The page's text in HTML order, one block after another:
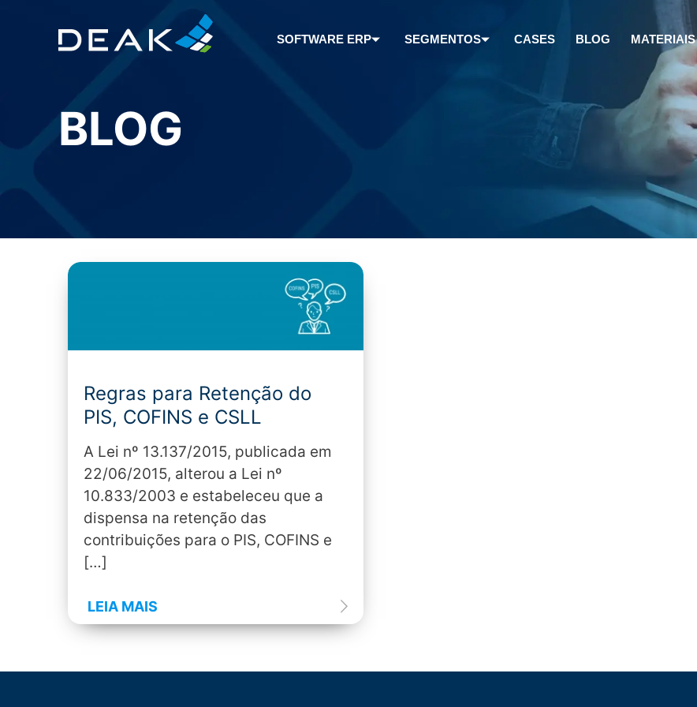
SOFTWARE ERP SEGMENTOS CASES BLOG MATERIAIS
BLOG
Regras para Retenção do
PIS, COFINS e CSLL
A Lei nº 13.137/2015, publicada em
22/06/2015, alterou a Lei nº
10.833/2003 e estabeleceu que a
dispensa na retenção das
contribuições para o PIS, COFINS e
[…]
LEIA MAIS